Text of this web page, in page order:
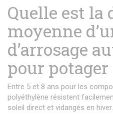
Quelle est la
moyenne
d’arrosage
pour potager
Entre 5 et 8 ans pour les
polyéthylène résistent
soleil direct et vidangés en hiver.